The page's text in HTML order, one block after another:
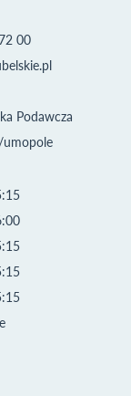
00
Podawcza